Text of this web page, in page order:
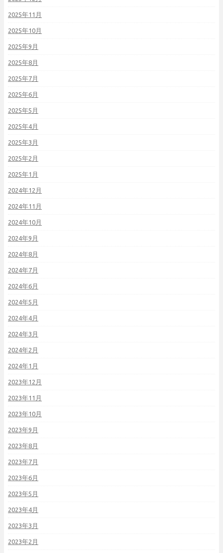
2025年11月
2025年10月
2025年9月
2025年8月
2025年7月
2025年6月
2025年5月
2025年4月
2025年3月
2025年2月
2025年1月
2024年12月
2024年11月
2024年10月
2024年9月
2024年8月
2024年7月
2024年6月
2024年5月
2024年4月
2024年3月
2024年2月
2024年1月
2023年12月
2023年11月
2023年10月
2023年9月
2023年8月
2023年7月
2023年6月
2023年5月
2023年4月
2023年3月
2023年2月